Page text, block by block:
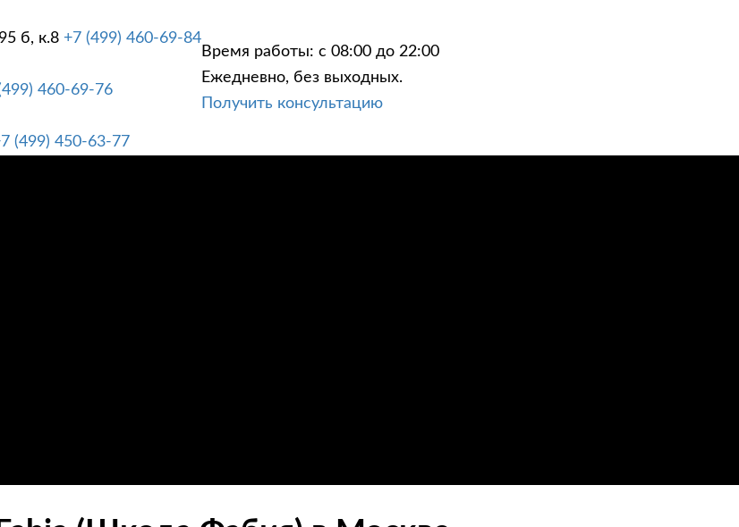
б, к.8 +7 (499) 460-69-84
460-69-76
(499) 450-63-77
Время работы: с 08:00 до 22:00
Ежедневно, без выходных.
Получить консультацию
АКЦИИ